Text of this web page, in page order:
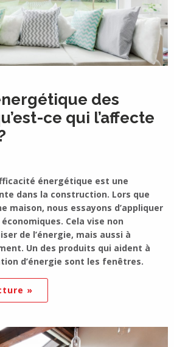
des
ce qui l’affecte
énergétique est une
dans la construction. Lors que
maison, nous essayons d’appliquer
Cela vise non
de l’énergie, mais aussi à
Un des produits qui aident à
d’énergie sont les fenêtres.
»